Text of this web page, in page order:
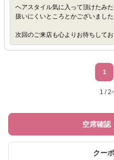
ヘアスタイル気に入って頂けたみ
扱いにくいところとかございまし
次回のご来店も心よりお待ちして
1
1 / 2
空席確認
クー